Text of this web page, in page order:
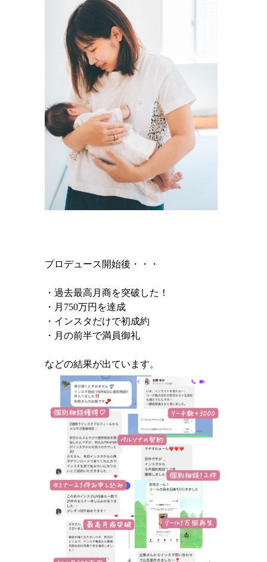
プロデュース開始後・・・
・過去最高月商を突破した！
・月750万円を達成
・インスタだけで初成約
・月の前半で満員御礼
などの結果が出ています。